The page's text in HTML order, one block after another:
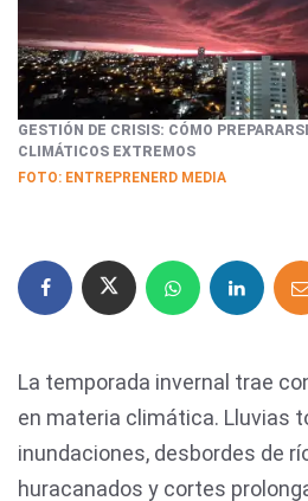
GESTIÓN DE CRISIS: CÓMO
CLIMÁTICOS EXTREMOS
FOTO: ENTREPRENERD MEDIA
La temporada invernal trae
en materia climática. Lluvias
inundaciones, desbordes de
huracanados y cortes